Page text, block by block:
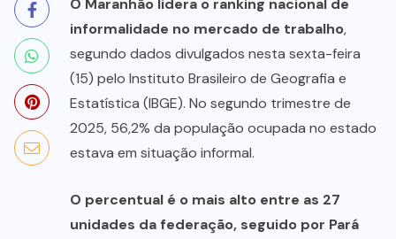
O Maranhão lidera o ranking nacional de
informalidade no mercado de trabalho,
segundo dados divulgados nesta sexta-feira
(15) pelo Instituto Brasileiro de Geografia e
Estatística (IBGE). No segundo trimestre de
2025, 56,2% da população ocupada no estado
estava em situação informal.
O percentual é o mais alto entre as 27
unidades da federação, seguido por Pará